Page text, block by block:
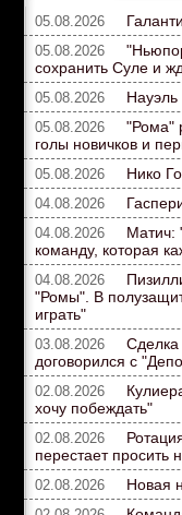
05.08.2026
05.08.2026
сохранить Суле и
05.08.2026
05.08.2026"Рома"
голы новичков и
05.08.2026 Нико
04.08.2026
04.08.2026 Матич:
команду, которая
04.08.2026
"Ромы". В
играть"
03.08.2026
договорился с
02.08.2026
хочу побеждать"
02.08.2026
перестает
02.08.2026 Новая